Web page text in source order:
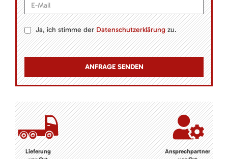
Ja, ich stimme derDatenschutzerklärungzu.
Lieferung
Ansprechpartner